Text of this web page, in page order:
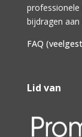
bijdragen
FAQ
Lid van